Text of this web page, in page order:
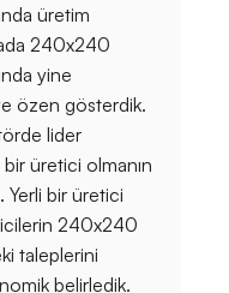
üretim
240x240
yine
özen gösterdik.
lider
üretici olmanın
Yerli bir üretici
240x240
taleplerini
belirledik.